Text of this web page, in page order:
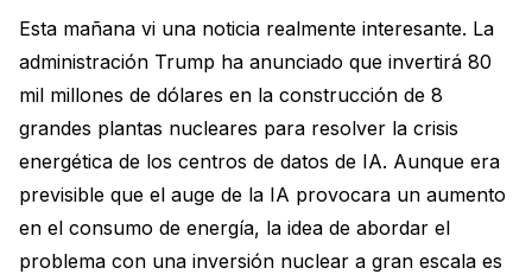
Esta mañana vi una noticia realmente interesante. La
administración Trump ha anunciado que invertirá 80
mil millones de dólares en la construcción de 8
grandes plantas nucleares para resolver la crisis
energética de los centros de datos de IA. Aunque era
previsible que el auge de la IA provocara un aumento
en el consumo de energía, la idea de abordar el
problema con una inversión nuclear a gran escala es